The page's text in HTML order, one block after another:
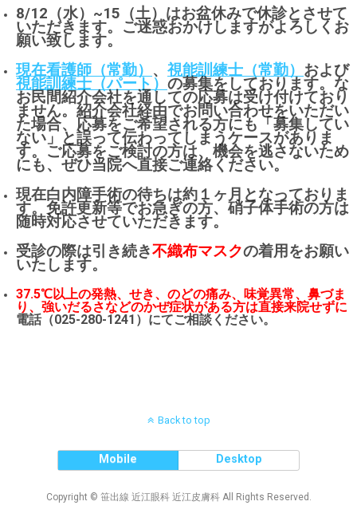
8/12（水）~15（土）はお盆休みで休診とさせて
いただきます。ご迷惑おかけしますがよろしくお
願い致します。
現在看護師（常勤） 、 視能訓練士（常勤） および
視能訓練士（パート） の募集をしております。な
お民間紹介会社を通しての応募は受け付けており
ません。紹介会社経由でお問い合わせをいただい
た場合、応募をご希望される方にも「募集してい
ない」と誤って伝わってしまうケースがありま
す。ご応募をご検討の方は、機会を逃さないため
にも、ぜひ当院へ直接ご連絡ください。
現在白内障手術の待ちは約１ヶ月となっておりま
す。免許更新等でお急ぎの方、硝子体手術の方は
随時対応させていただきます。
受診の際は引き続き不織布マスクの着用をお願い
いたします。
37.5℃以上の発熱、せき、のどの痛み、味覚異常、鼻づま
り、強いだるさなどのかぜ症状がある方は直接来院せずに
電話（025-280-1241）にてご相談ください。
Back to top
Mobile Desktop
Copyright © 笹出線 近江眼科 近江皮膚科 All Rights Reserved.